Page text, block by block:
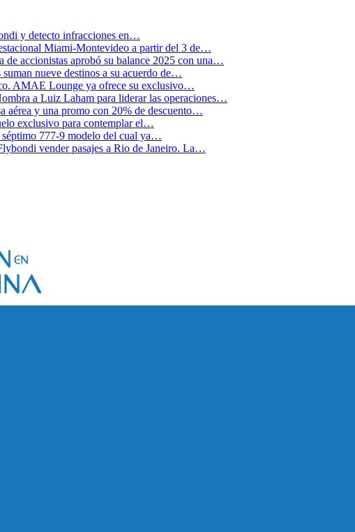
y detecto infracciones en…
Miami-Montevideo a partir del 3 de…
de accionistas aprobó su balance 2025 con una…
nueve destinos a su acuerdo de…
AMAE Lounge ya ofrece su exclusivo…
a Luiz Laham para liderar las operaciones…
aérea y una promo con 20% de descuento…
exclusivo para contemplar el…
777-9 modelo del cual ya…
vender pasajes a Rio de Janeiro. La…